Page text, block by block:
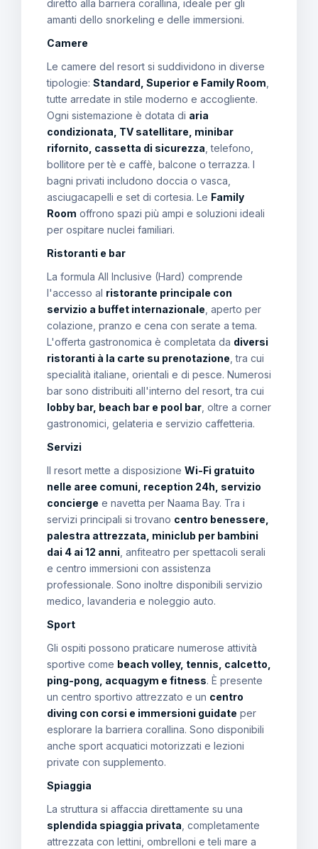
diretto alla barriera corallina, ideale per gli
amanti dello snorkeling e delle immersioni.
Camere
Le camere del resort si suddividono in diverse
tipologie: Standard, Superior e Family Room
tutte arredate in stile moderno e accogliente.
Ogni sistemazione è dotata di aria
condizionata, TV satellitare, minibar
rifornito, cassetta di sicurezza , telefono,
bollitore per tè e caffè, balcone o terrazza. I
bagni privati includono doccia o vasca,
asciugacapelli e set di cortesia. Le Family
Room offrono spazi più ampi e soluzioni ideali
per ospitare nuclei familiari.
Ristoranti e bar
La formula All Inclusive (Hard) comprende
l'accesso al ristorante principale con
servizio a buffet internazionale , aperto per
colazione, pranzo e cena con serate a tema.
L'offerta gastronomica è completata da diversi
ristoranti à la carte su prenotazione , tra cui
specialità italiane, orientali e di pesce. Numerosi
bar sono distribuiti all'interno del resort, tra cui
lobby bar, beach bar e pool bar , oltre a corner
gastronomici, gelateria e servizio caffetteria.
Servizi
Il resort mette a disposizione Wi-Fi gratuito
nelle aree comuni, reception 24h, servizio
concierge e navetta per Naama Bay. Tra i
servizi principali si trovano centro benessere,
palestra attrezzata, miniclub per bambini
dai 4 ai 12 anni , anfiteatro per spettacoli serali
e centro immersioni con assistenza
professionale. Sono inoltre disponibili servizio
medico, lavanderia e noleggio auto.
Sport
Gli ospiti possono praticare numerose attività
sportive come beach volley, tennis, calcetto,
ping-pong, acquagym e fitness. È presente
un centro sportivo attrezzato e un centro
diving con corsi e immersioni guidate per
esplorare la barriera corallina. Sono disponibili
anche sport acquatici motorizzati e lezioni
private con supplemento.
Spiaggia
La struttura si affaccia direttamente su una
splendida spiaggia privata , completamente
attrezzata con lettini, ombrelloni e teli mare a